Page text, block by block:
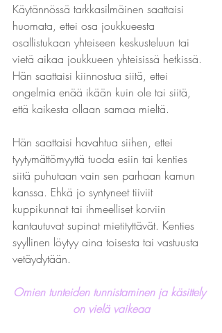
Käytännössä tarkkasilmäinen saattaisi
huomata, ettei osa joukkueesta
osallistukaan yhteiseen keskusteluun tai
vietä aikaa joukkueen yhteisissä hetkissä.
Hän saattaisi kiinnostua siitä, ettei
ongelmia enää ikään kuin ole tai siitä,
että kaikesta ollaan samaa mieltä.
Hän saattaisi havahtua siihen, ettei
tyytymättömyyttä tuoda esiin tai kenties
siitä puhutaan vain sen parhaan kamun
kanssa. Ehkä jo syntyneet tiiviit
kuppikunnat tai ihmeelliset korviin
kantautuvat supinat mietityttävät. Kenties
syyllinen löytyy aina toisesta tai vastuusta
vetäydytään.
Omien tunteiden tunnistaminen ja käsittely
on vielä vaikeaa